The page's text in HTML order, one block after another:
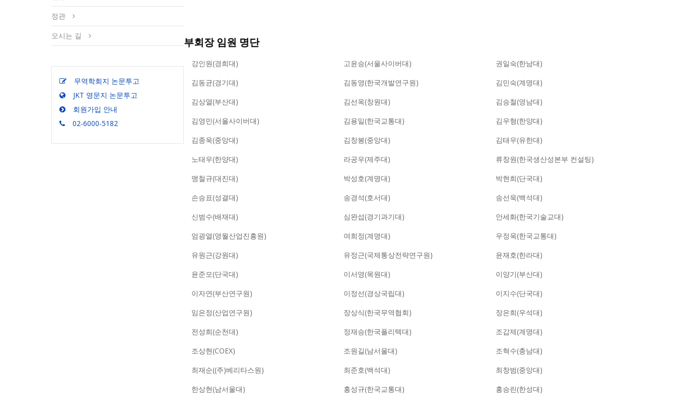
정관
오시는 길
무역학회지 논문투고
JKT 영문지 논문투고
회원가입 안내
02-6000-5182
부회장 임원 명단
강인원(경희대) 고윤승(서울사이버대)
권일숙(한남대)
김동균(경기대)
김동영(한국개발연구원)
김민숙(계명대)
김상열(부산대)
김선옥(창원대)
김승철(영남대)
김영민(서울사이버대)
김용일(한국교통대)
김우형(한양대)
김종욱(중앙대)
김창봉(중앙대)
김태우(유한대)
노태우(한양대)
라공우(제주대)
류창원(한국생산성본부 컨설팅)
맹철규(대진대)
박성호(계명대)
박현희(단국대)
손승표(성결대)
송경석(호서대)
송선욱(백석대)
신범수(배재대)
심완섭(경기과기대)
안세화(한국기술교대)
엄광열(영월산업진흥원)
여희정(계명대)
우정욱(한국교통대)
유원근(강원대)
유정근(국제통상전략연구원)
윤재호(한라대)
윤준모(단국대)
이서영(목원대)
이양기(부산대)
이자연(부산연구원)
이정선(경상국립대)
이지수(단국대)
임은정(산업연구원)
장상식(한국무역협회)
장은희(우석대)
전성희(순천대)
정재승(한국폴리텍대)
조갑제(계명대)
조상현(COEX)
조원길(남서울대)
조혁수(충남대)
최재순((주)베리타스원)
최준호(백석대)
최창범(중앙대)
한상현(남서울대)
홍성규(한국교통대) 홍승린(한성대)